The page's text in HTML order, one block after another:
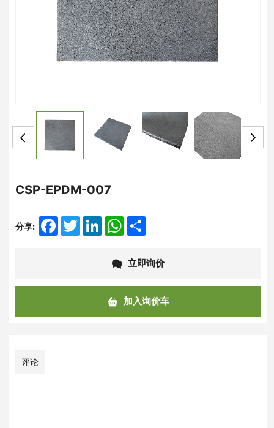
CSP-EPDM-007
分享: Facebook
TwitterLinkedInWhatsApp
立即询价
加入询价车
评论